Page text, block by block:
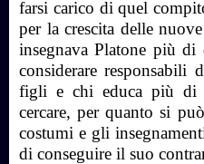
farsi carico di quel
per la crescita delle
insegnava Platone più
considerare
figli e chi educa più di
cercare, per quanto si
costumi e gli
di conseguire il suo